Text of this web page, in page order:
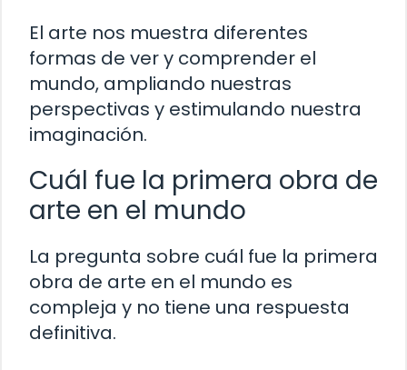
El arte nos muestra diferentes
formas de ver y comprender el
mundo, ampliando nuestras
perspectivas y estimulando nuestra
imaginación.
Cuál fue la primera obra de
arte en el mundo
La pregunta sobre cuál fue la primera
obra de arte en el mundo es
compleja y no tiene una respuesta
definitiva.